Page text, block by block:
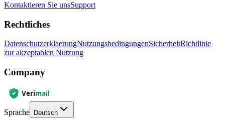
Kontaktieren Sie unsSupport
Rechtliches
DatenschutzerklaerungNutzungsbedingungenSicherheitRichtlinie
zur akzeptablen Nutzung
Company
Sprache Deutsch